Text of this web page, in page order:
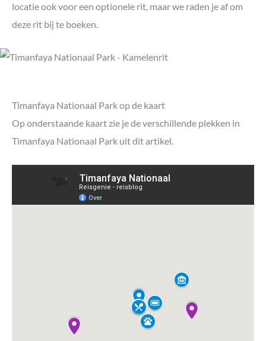
locatie ook voor een optionele rit, maar we raden je af om
deze rit bij te boeken.
Timanfaya Nationaal Park op de kaart
Op onderstaande kaart zie je de verschillende plekken in
Timanfaya Nationaal Park uit dit artikel.